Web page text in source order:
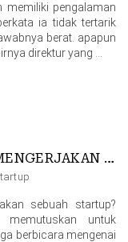
pengalaman
ia tidak tertarik
berat. apapun
direktur yang …
HAL YANG PALING BERAT DARI MENGERJAKAN STARTUP
sebuah startup?
untuk
berbicara mengenai